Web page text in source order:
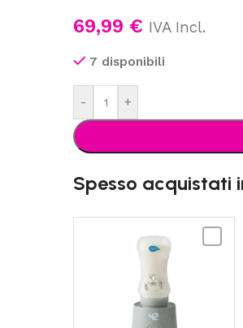
69,99 € IVA Incl.
7 disponibili
- +
Spesso acquistati